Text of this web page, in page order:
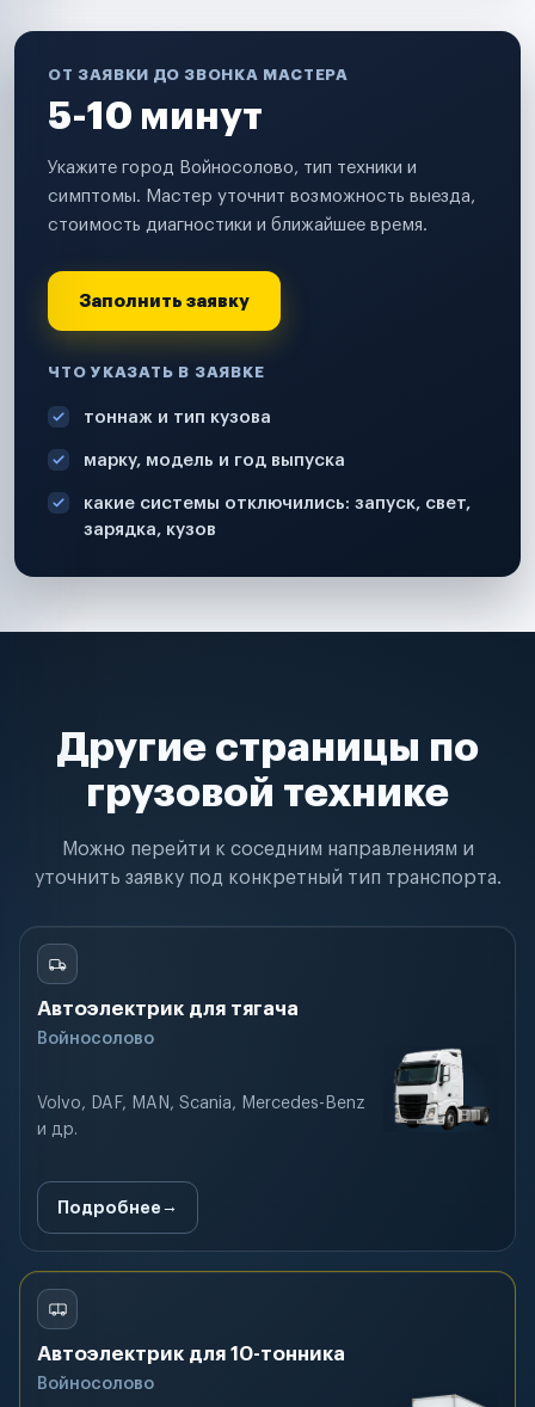
ОТ ЗАЯВКИ ДО ЗВОНКА МАСТЕРА
5-10 минут
Укажите город Войносолово, тип техники и
симптомы. Мастер уточнит возможность выезда,
стоимость диагностики и ближайшее время.
Заполнить заявку
ЧТО УКАЗАТЬ В ЗАЯВКЕ
тоннаж и тип кузова
марку, модель и год выпуска
какие системы отключились: запуск, свет,
зарядка, кузов
Другие страницы по
грузовой технике
Можно перейти к соседним направлениям и
уточнить заявку под конкретный тип транспорта.
Автоэлектрик для тягача
Войносолово
Volvo, DAF, MAN, Scania, Mercedes-Benz
и др.
Подробнее
Автоэлектрик для 10-тонника
Войносолово